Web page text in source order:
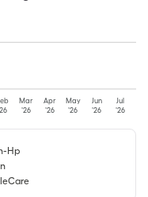
Mar
'26
Apr
'26
May
'26
Jun
'26
Jul
'26
Hp